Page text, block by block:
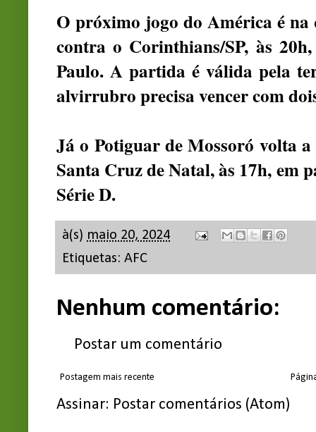
O próximo jogo do América é
contra o Corinthians/SP, às
Paulo. A partida é válida pela
alvirrubro precisa vencer com
Já o Potiguar de Mossoró volta
Santa Cruz de Natal, às 17h, em
Série D.
à(s) maio 20, 2024
Etiquetas: AFC
Nenhum comentário:
Postar um comentário
Postagem mais recente
Assinar: Postar comentários (Atom)